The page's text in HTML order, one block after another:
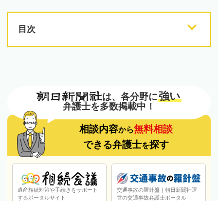
目次
は、各分野に強い
弁護士を多数掲載中！
相談内容から無料相談
できる弁護士を探す
遺産相続対策や手続きをサポート
するポータルサイト
交通事故の羅針盤｜朝日新聞社運
営の交通事故弁護士ポータル